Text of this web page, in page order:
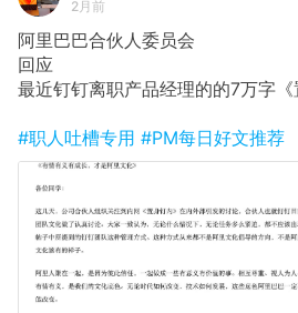
2月前
阿里巴巴合伙人委员会
回应
最近钉钉离职产品经理的的7万字《
#职人吐槽专用 #PM每日好文推荐